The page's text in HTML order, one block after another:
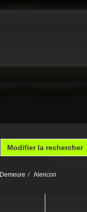
Modifier la rechercher
Demeure Alencon